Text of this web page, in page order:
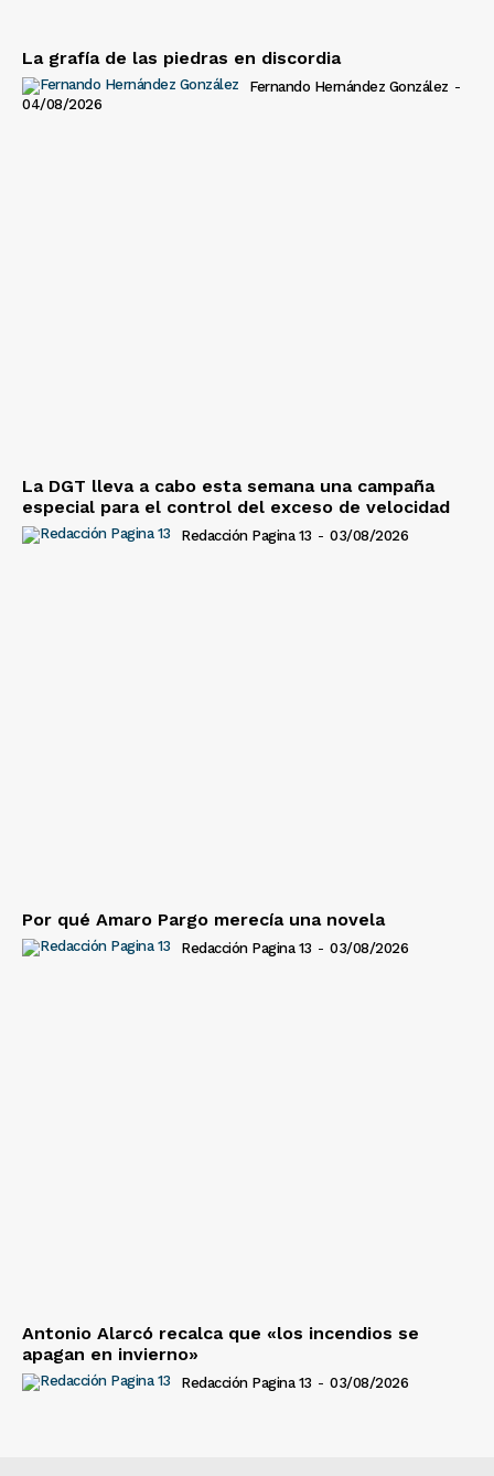
La grafía de las piedras en discordia
Fernando Hernández González -
04/08/2026
La DGT lleva a cabo esta semana una campaña
especial para el control del exceso de velocidad
Redacción Pagina 13 - 03/08/2026
Por qué Amaro Pargo merecía una novela
Redacción Pagina 13 - 03/08/2026
Antonio Alarcó recalca que «los incendios se
apagan en invierno»
Redacción Pagina 13 - 03/08/2026